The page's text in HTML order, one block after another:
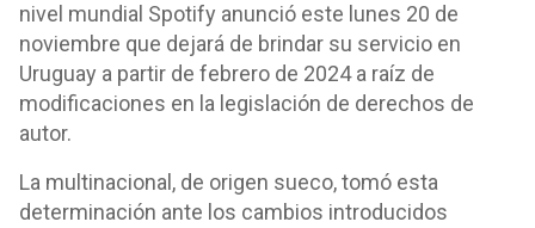
nivel mundial Spotify anunció este lunes 20 de
noviembre que dejará de brindar su servicio en
Uruguay a partir de febrero de 2024 a raíz de
modificaciones en la legislación de derechos de
autor.
La multinacional, de origen sueco, tomó esta
determinación ante los cambios introducidos